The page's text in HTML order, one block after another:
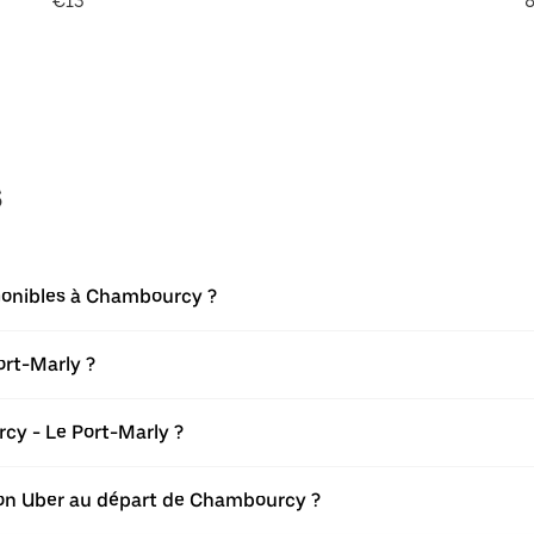
à Chambourcy ?
Marly ?
- Le Port-Marly ?
Uber au départ de Chambourcy ?